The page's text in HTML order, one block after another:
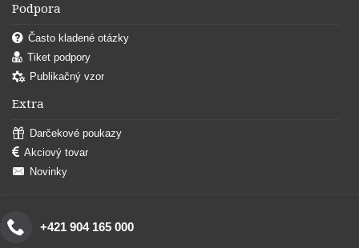
Podpora
Často kladené otázky
Tiket podpory
Publikačný vzor
Extra
Darčekové poukazy
Akciový tovar
Novinky
+421 904 165 000